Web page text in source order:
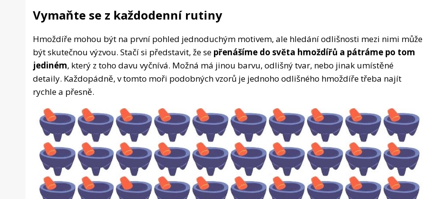
Vymaňte se z každodenní rutiny
Hmoždíře mohou být na první pohled jednoduchým motivem, ale hledání odlišnosti mezi nimi může
být skutečnou výzvou. Stačí si představit, že se přenášíme do světa hmoždířů a pátráme po tom
jediném, který z toho davu vyčnívá. Možná má jinou barvu, odlišný tvar, nebo jinak umístěné
detaily. Každopádně, v tomto moři podobných vzorů je jednoho odlišného hmoždíře třeba najít
rychle a přesně.